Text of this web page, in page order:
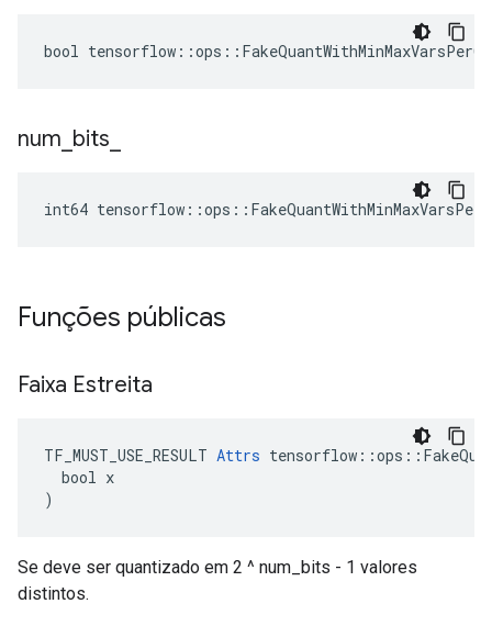
bool
num bits
int64
Funções públicas
Faixa Estreita
TF_MUST_USE_RESULT Attrs
  bool x
)
Se deve ser quantizado em 2 ^ num_bits - 1 valores
distintos.